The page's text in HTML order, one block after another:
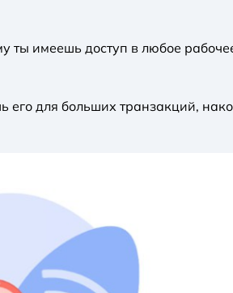
ты имеешь доступ в любое
его для больших транзакций,